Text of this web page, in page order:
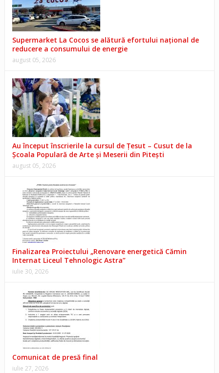
Supermarket La Cocos se alătură efortului național de
reducere a consumului de energie
august 05, 2026
Au început înscrierile la cursul de Țesut – Cusut de la
Școala Populară de Arte și Meserii din Pitești
august 05, 2026
Finalizarea Proiectului „Renovare energetică Cămin
Internat Liceul Tehnologic Astra”
iulie 30, 2026
Comunicat de presă final
iulie 27, 2026